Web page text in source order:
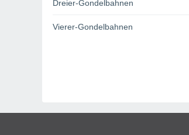
Dreier-Gondelbahnen
Vierer-Gondelbahnen